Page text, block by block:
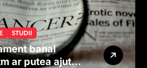
STUDII
banal
ar putea ajuta